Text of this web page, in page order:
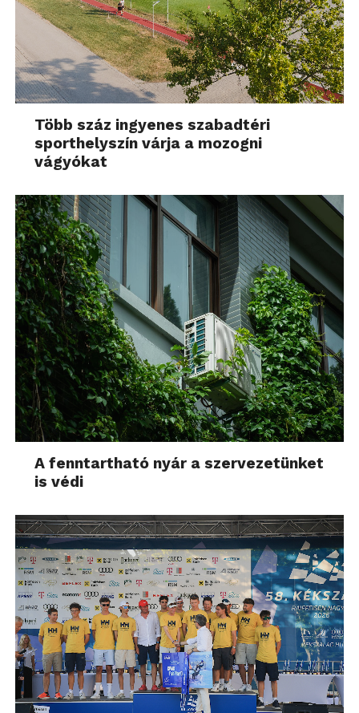
Több száz ingyenes szabadtéri
sporthelyszín várja a mozogni
vágyókat
A fenntartható nyár a szervezetünket
is védi